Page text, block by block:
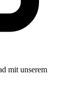
mit unserem